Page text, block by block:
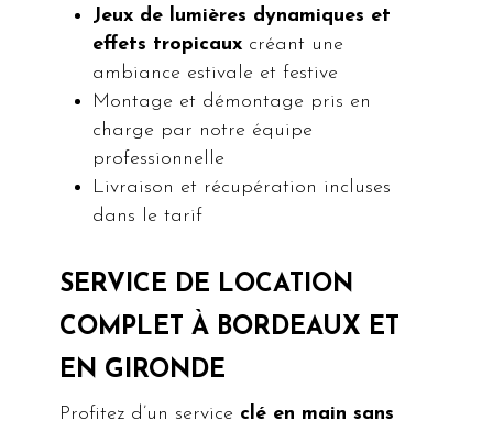
Jeux de lumières dynamiques et
effets tropicaux créant une
ambiance estivale et festive
Montage et démontage pris en
charge par notre équipe
professionnelle
Livraison et récupération incluses
dans le tarif
SERVICE DE LOCATION
COMPLET À BORDEAUX ET
EN GIRONDE
Profitez d’un service clé en main sans